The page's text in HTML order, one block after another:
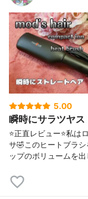
5.00
瞬時にサラツヤス
⭐️正直レビュー⭐️私
サ🤣このヒートブラ
ップのボリュームを